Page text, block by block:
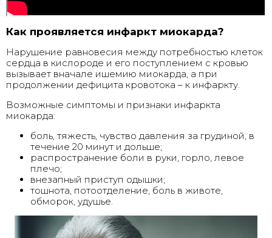
Как проявляется инфаркт миокарда?
Нарушение равновесия между потребностью клеток
сердца в кислороде и его поступлением с кровью
вызывает вначале ишемию миокарда, а при
продолжении дефицита кровотока – к инфаркту.
Возможные симптомы и признаки инфаркта
миокарда:
боль, тяжесть, чувство давления за грудиной, в
течение 20 минут и дольше;
распространение боли в руки, горло, левое
плечо;
внезапный приступ одышки;
тошнота, потоотделение, боль в животе,
обморок, удушье.